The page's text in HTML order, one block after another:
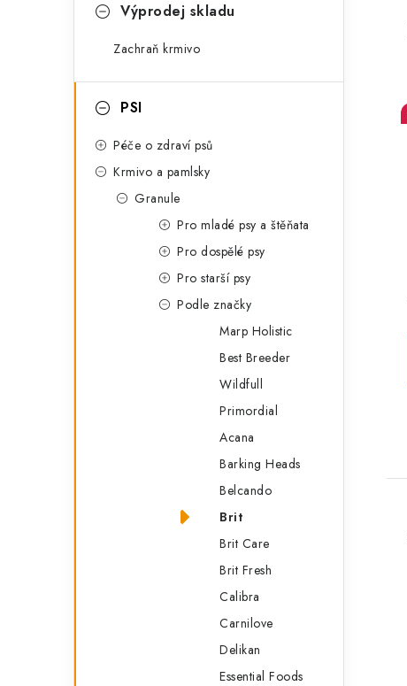
l
o
Výprodej skladu
Zachraň krmivo
PSI
Péče o zdraví psů
Krmivo a pamlsky
Granule
Pro mladé psy a štěňata
Pro dospělé psy
Pro starší psy
Podle značky
Marp Holistic
Best Breeder
Wildfull
Primordial
Acana
Barking Heads
Belcando
Brit
Brit Care
Brit Fresh
Calibra
Carnilove
Delikan
Essential Foods